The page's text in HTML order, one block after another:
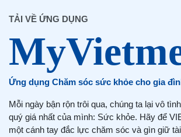
TẢI VỀ ỨNG DỤNG
Ứng dụng Chăm sóc sức khỏe cho gia
Mỗi ngày bận rộn trôi qua, chúng ta lại vô
quý giá nhất của mình: Sức khỏe. Hãy để
một cánh tay đắc lực chăm sóc và gìn giữ